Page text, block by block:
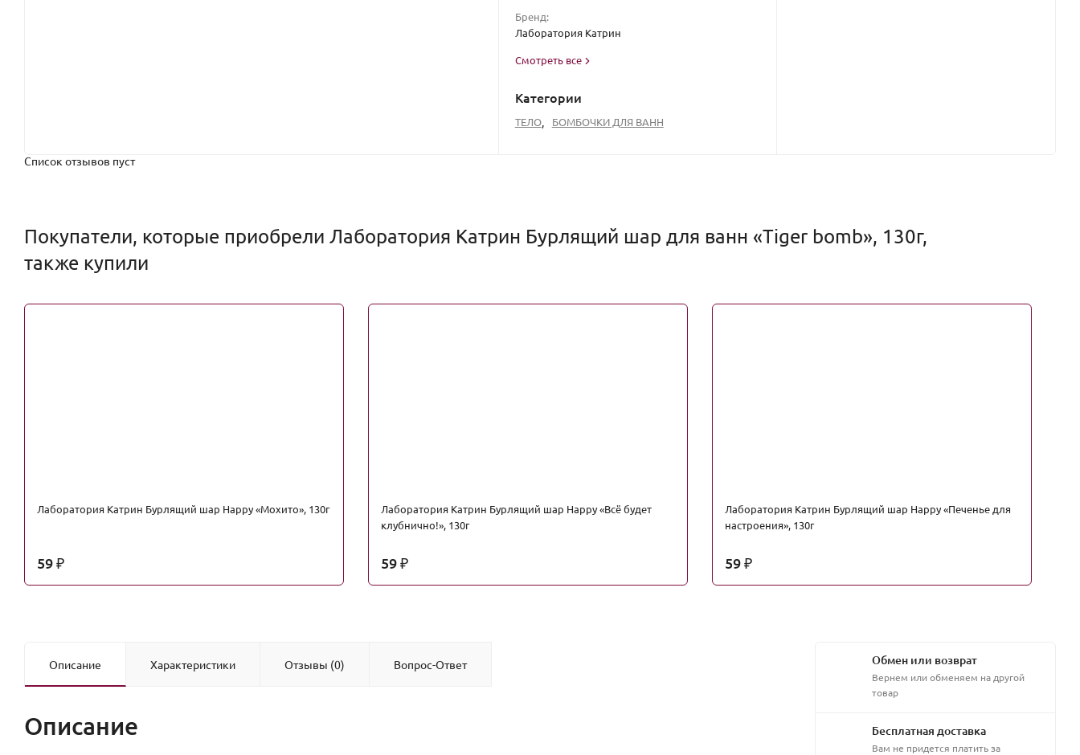
Бренд:
Лаборатория Катрин
Смотреть все
Категории
ТЕЛО, БОМБОЧКИ ДЛЯ ВАНН
Список отзывов пуст
Покупатели, которые приобрели Лаборатория Катрин Бурлящий шар для ванн «Tiger bomb», 130г,
также купили
Лаборатория Катрин Бурлящий шар Happy «Мохито», 130г
59 ₽
Лаборатория Катрин Бурлящий шар Happy «Всё будет
клубнично!», 130г
59 ₽
Лаборатория Катрин Бурлящий шар Happy «Печенье для
настроения», 130г
59 ₽
Описание Характеристики Отзывы (0) Вопрос-Ответ
Описание
Обмен или возврат
Вернем или обменяем на другой
товар
Бесплатная доставка
Вам не придется платить за